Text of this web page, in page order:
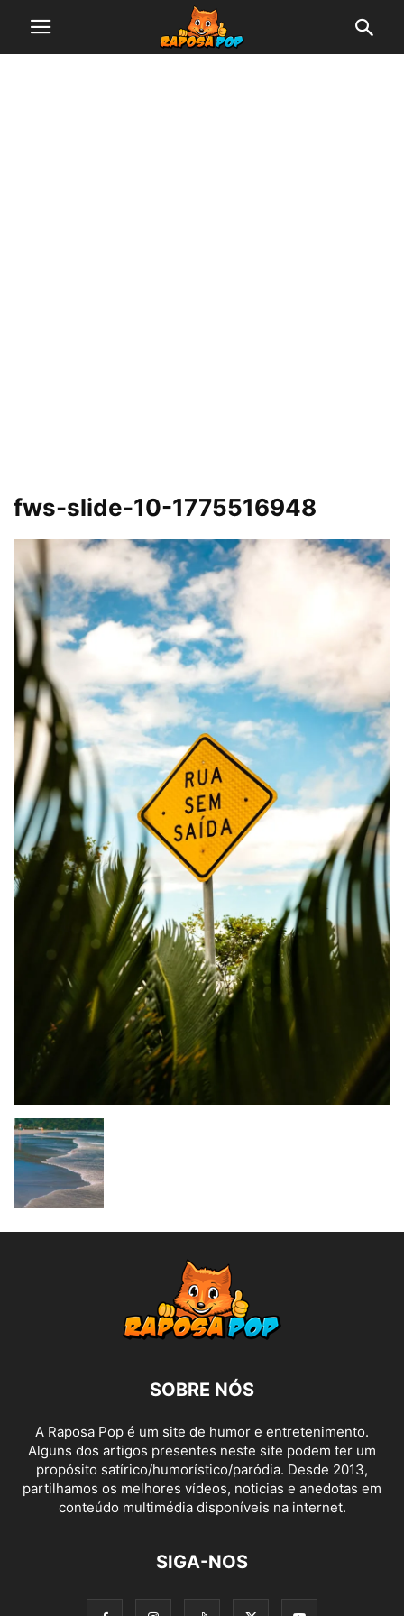
fws-slide-10-1775516948
SOBRE NÓS
A Raposa Pop é um site de humor e entretenimento.
Alguns dos artigos presentes neste site podem ter um
propósito satírico/humorístico/paródia. Desde 2013,
partilhamos os melhores vídeos, noticias e anedotas em
conteúdo multimédia disponíveis na internet.
SIGA-NOS